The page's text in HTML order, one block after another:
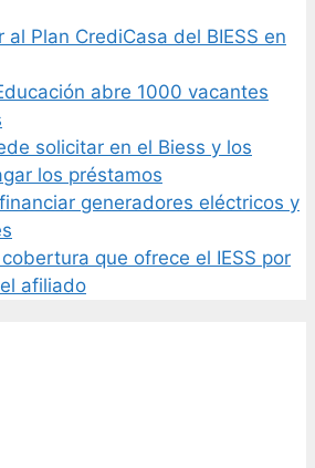
al Plan CrediCasa del BIESS en
abre 1000 vacantes
solicitar en el Biess y los
los préstamos
generadores eléctricos y
que ofrece el IESS por
afiliado